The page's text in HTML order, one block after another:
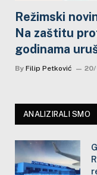
Režimski
Na zaštitu
godinama
By Filip Petković
ANALIZIRALI SMO